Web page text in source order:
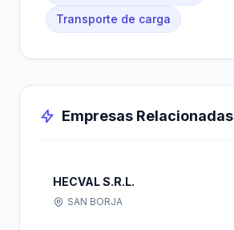
Transporte de carga
Empresas Relacionadas
HECVAL S.R.L.
SAN BORJA